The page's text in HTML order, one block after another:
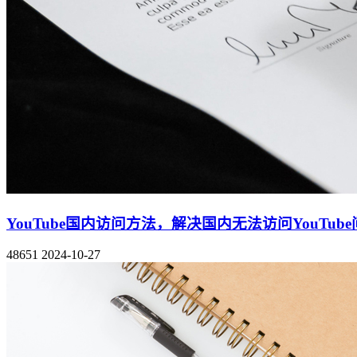
YouTube国内访问方法，解决国内无法访问YouTube
48651 2024-10-27